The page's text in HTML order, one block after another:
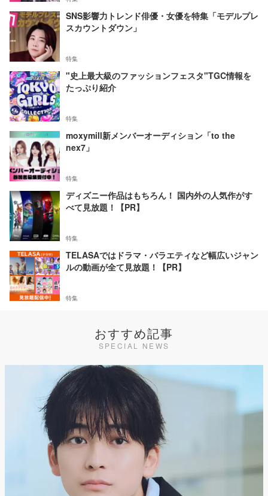
SNS影響力トレンド俳優・女優を特集「モデルプレ
スカウントダウン」
特集
"史上最大級のファッションフェスタ"TGC情報を
たっぷり紹介
特集
moxymill新メンバーオーディション「to the
nex7」
特集
ディズニー作品はもちろん！ 国内外の人気作がす
べて見放題！【PR】
特集
TELASAではドラマ・バラエティなど幅広いジャン
ルの動画が全て見放題！【PR】
特集
おすすめ記事
SPECIAL NEWS